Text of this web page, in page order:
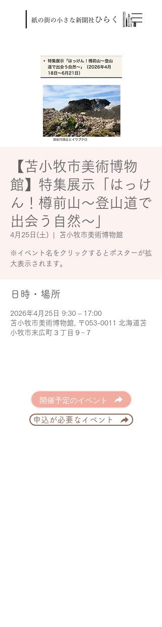
【苫小牧市美術博物
館】特集展示「はっけ
ん！樽前山～登山道で
出会う自然～」
4月25日(土) 苫小牧市美術博物館
※イベント名をクリックするとポスターが拡
大表示されます。
日時・場所
2026年4月25日 9:30 – 17:00
苫小牧市美術博物館, 〒053-0011 北海道苫
小牧市末広町３丁目９−７
開催予定のイベント
申込が必要なイベント